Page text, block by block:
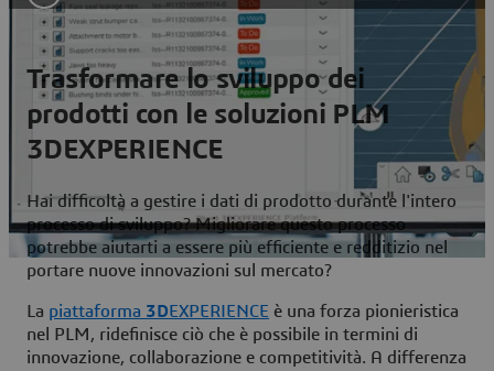
Trasformare lo sviluppo dei
prodotti con le soluzioni PLM
3DEXPERIENCE
Hai difficoltà a gestire i dati di prodotto durante l'intero
processo di sviluppo? Migliorare questo processo
potrebbe aiutarti a essere più efficiente e redditizio nel
portare nuove innovazioni sul mercato?
La piattaforma 3DEXPERIENCE è una forza pionieristica
nel PLM, ridefinisce ciò che è possibile in termini di
innovazione, collaborazione e competitività. A differenza